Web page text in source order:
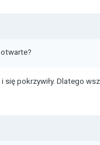
i się pokrzywiły. Dlatego